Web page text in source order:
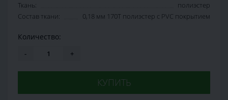
Ткань:
полиэстер
Состав ткани:
0,18 мм 170T полиэстер с PVC покрытием
Количество:
- +
КУПИТЬ